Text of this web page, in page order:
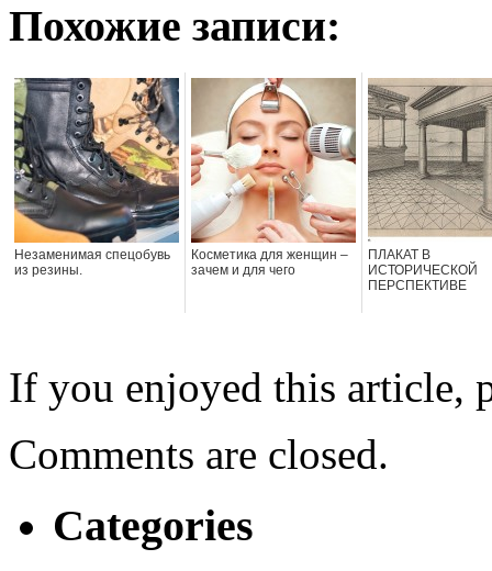
Похожие записи:
Незаменимая спецобувь
из резины.
Косметика для женщин –
зачем и для чего
ПЛАКАТ В
ИСТОРИЧЕСКОЙ
ПЕРСПЕКТИВЕ
If you enjoyed this article,
Comments are closed.
Categories